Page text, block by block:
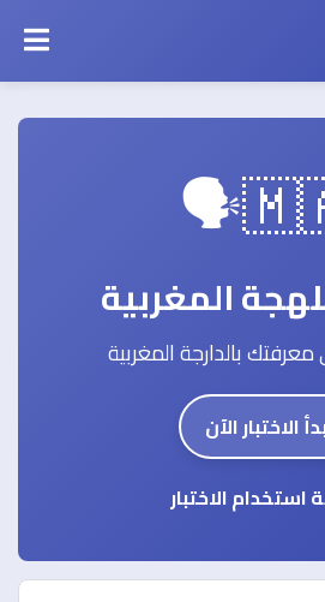
المغربية
بالدارجة المغربية
الاختبار الآن
استخدام الاختبار